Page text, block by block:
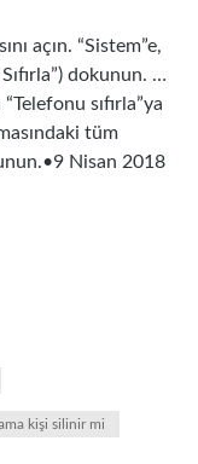
açın. “Sistem”e,
dokunun. …
sıfırla”ya
tüm
Nisan 2018
kişi silinir mi